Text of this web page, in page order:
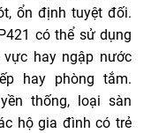
ổn định tuyệt đối.
có thể sử dụng
hay ngập nước
hay phòng tắm.
thống, loại sàn
hộ gia đình có trẻ